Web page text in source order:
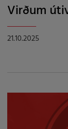
Virðum
21.10.2025